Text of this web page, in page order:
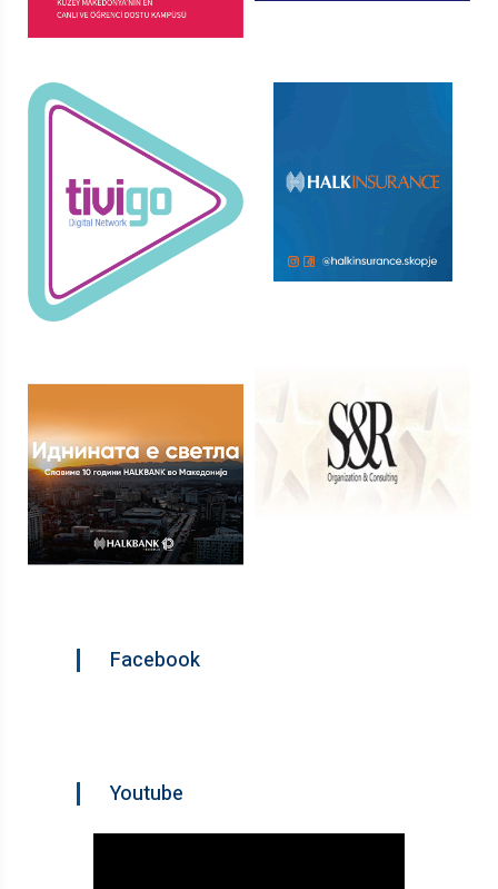
Facebook
Youtube